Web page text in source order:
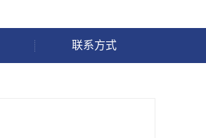
联系方式